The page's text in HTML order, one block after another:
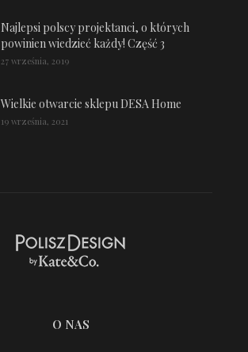
Najlepsi polscy projektanci, o których
powinien wiedzieć każdy! Część 3
27 września, 2019
Wielkie otwarcie sklepu DESA Home
19 września, 2021
O NAS